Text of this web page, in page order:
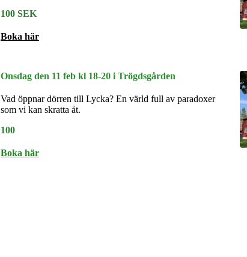
100 SEK
Boka här
Onsdag den 11 feb kl 18-20 i Trögdsgården
Vad öppnar dörren till Lycka? En värld full av paradoxer
som vi kan skratta åt.
100
Boka här